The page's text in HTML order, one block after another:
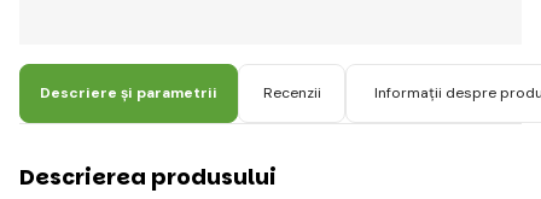
Descriere și parametrii Recenzii Informații despre
Descrierea produsului